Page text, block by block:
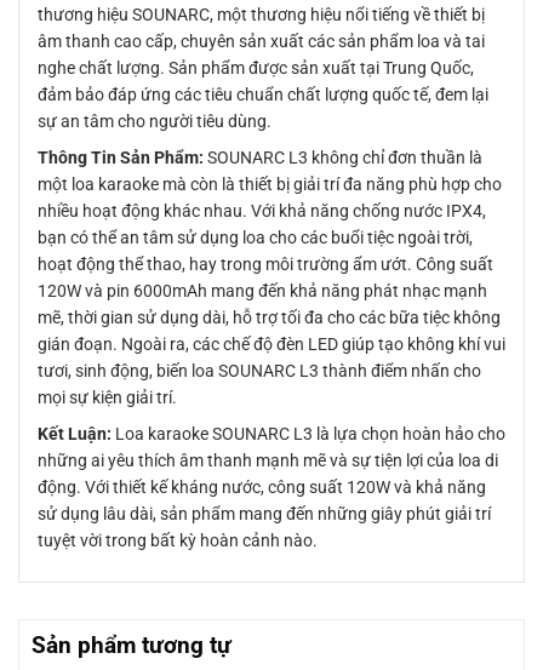
thương hiệu SOUNARC, một thương hiệu nổi tiếng về thiết bị
âm thanh cao cấp, chuyên sản xuất các sản phẩm loa và tai
nghe chất lượng. Sản phẩm được sản xuất tại Trung Quốc,
đảm bảo đáp ứng các tiêu chuẩn chất lượng quốc tế, đem lại
sự an tâm cho người tiêu dùng.
Thông Tin Sản Phẩm: SOUNARC L3 không chỉ đơn thuần là
một loa karaoke mà còn là thiết bị giải trí đa năng phù hợp cho
nhiều hoạt động khác nhau. Với khả năng chống nước IPX4,
bạn có thể an tâm sử dụng loa cho các buổi tiệc ngoài trời,
hoạt động thể thao, hay trong môi trường ẩm ướt. Công suất
120W và pin 6000mAh mang đến khả năng phát nhạc mạnh
mẽ, thời gian sử dụng dài, hỗ trợ tối đa cho các bữa tiệc không
gián đoạn. Ngoài ra, các chế độ đèn LED giúp tạo không khí vui
tươi, sinh động, biến loa SOUNARC L3 thành điểm nhấn cho
mọi sự kiện giải trí.
Kết Luận: Loa karaoke SOUNARC L3 là lựa chọn hoàn hảo cho
những ai yêu thích âm thanh mạnh mẽ và sự tiện lợi của loa di
động. Với thiết kế kháng nước, công suất 120W và khả năng
sử dụng lâu dài, sản phẩm mang đến những giây phút giải trí
tuyệt vời trong bất kỳ hoàn cảnh nào.
Sản phẩm tương tự